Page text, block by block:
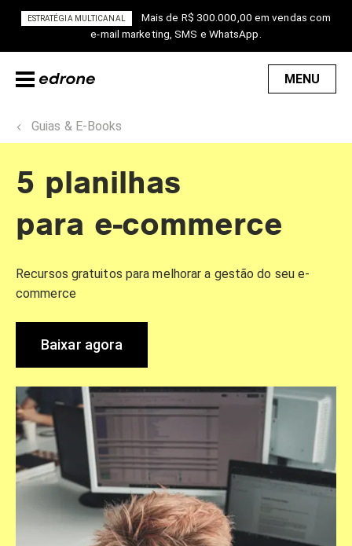
ESTRATÉGIA MULTICANAL
Mais de R$ 300.000,00 em vendas com
e-mail marketing, SMS e WhatsApp.
MENU
Guias & E-Books
5 planilhas
para e-commerce
Recursos gratuitos para melhorar a gestão do seu e-
commerce
Baixar agora